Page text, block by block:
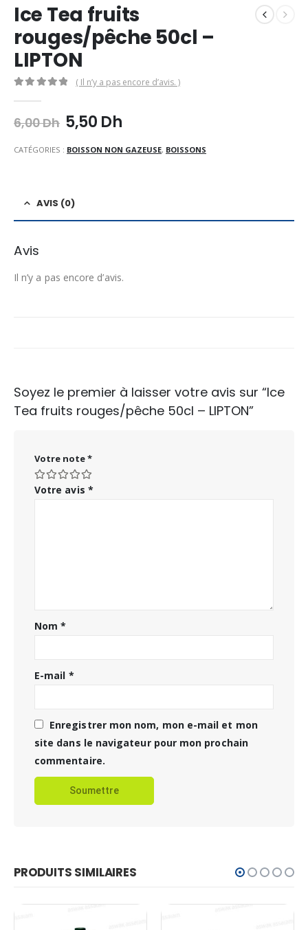
Ice Tea fruits
rouges/pêche 50cl –
LIPTON
( Il n’y a pas encore d’avis. )
6,00Dh Le
prix
initial
5,50 DhLe
actuel
CATÉGORIES : BOISSON NON GAZEUSE, BOISSONS
AVIS (0)
Avis
Il n’y a pas encore d’avis.
Soyez le premier à laisser votre avis sur “Ice
Tea fruits rouges/pêche 50cl – LIPTON”
Votre note*
Votre avis *
Nom*
E-mail *
Enregistrer mon nom, mon e-mail et mon
site dans le navigateur pour mon prochain
commentaire.
PRODUITS SIMILAIRES